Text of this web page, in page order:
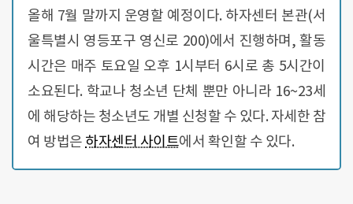
올해 7월 말까지 운영할 예정이다. 하자센터 본관(서
울특별시 영등포구 영신로 200)에서 진행하며, 활동
시간은 매주 토요일 오후 1시부터 6시로 총 5시간이
소요된다. 학교나 청소년 단체 뿐만 아니라 16~23세
에 해당하는 청소년도 개별 신청할 수 있다. 자세한 참
여 방법은 하자센터 사이트에서 확인할 수 있다.